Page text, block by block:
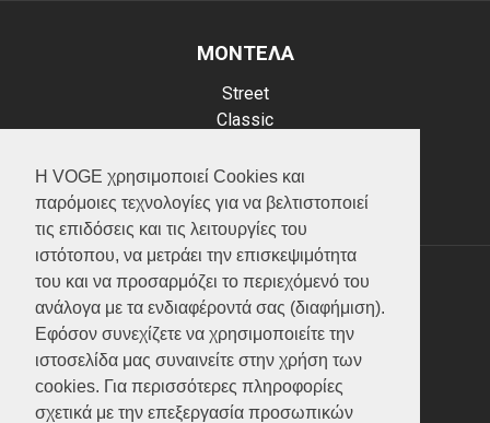
Η VOGE χρησιμοποιεί Cookies και
παρόμοιες τεχνολογίες για να βελτιστοποιεί
τις επιδόσεις και τις λειτουργίες του
ιστότοπου, να μετράει την επισκεψιμότητα
του και να προσαρμόζει το περιεχόμενό του
ανάλογα με τα ενδιαφέροντά σας (διαφήμιση).
Εφόσον συνεχίζετε να χρησιμοποιείτε την
ιστοσελίδα μας συναινείτε στην χρήση των
cookies. Για περισσότερες πληροφορίες
σχετικά με την επεξεργασία προσωπικών
ΜΟΝΤΕΛΑ
Street
Classic
Scooter
ATV (Loncin)
ΥΠΗΡΕΣΙΕΣ
Test ride
Επικοινωνία
Service
Κατάλογος